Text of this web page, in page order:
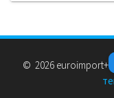
© 2026 euroimport+.